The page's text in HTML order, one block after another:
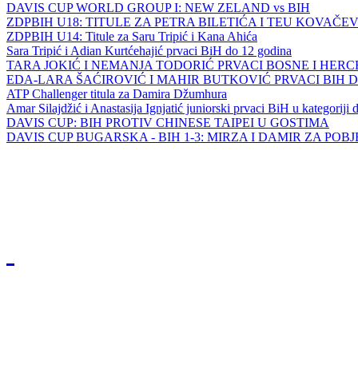
DAVIS CUP WORLD GROUP I: NEW ZELAND vs BIH
ZDPBIH U18: TITULE ZA PETRA BILETIĆA I TEU
ZDPBIH U14: Titule za Saru Tripić i Kana Ahića
Sara Tripić i Adian Kurtćehajić prvaci BiH do 12 godina
TARA JOKIĆ I NEMANJA TODORIĆ PRVACI BOSNE I
EDA-LARA ŠAĆIROVIĆ I MAHIR BUTKOVIĆ PRVACI BIH
ATP Challenger titula za Damira Džumhura
Amar Silajdžić i Anastasija Ignjatić juniorski prvaci BiH u kategoriji
DAVIS CUP: BIH PROTIV CHINESE TAIPEI U GOSTIMA
DAVIS CUP BUGARSKA - BIH 1-3: MIRZA I DAMIR ZA